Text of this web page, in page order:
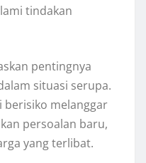
tindakan
pentingnya
situasi serupa.
berisiko melanggar
persoalan baru,
yang terlibat.